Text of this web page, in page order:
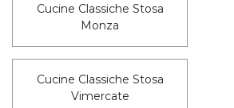
Cucine Classiche Stosa
Monza
Cucine Classiche Stosa
Vimercate